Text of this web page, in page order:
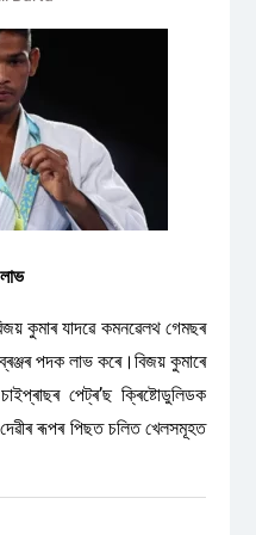
কুমাৰ যাদৱে কমনৱেলথ গেমছৰ
পদক লাভ কৰে।বিজয় কুমাৰে
পেট্ৰ’ছ ক্ৰিষ্টোডুলিডক
ৰূপৰ পিছত চলিত খেলসমূহত